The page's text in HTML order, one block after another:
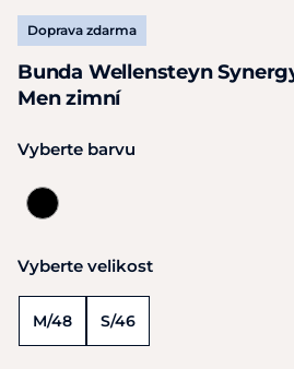
Doprava zdarma
Bunda Wellensteyn
Men zimní
Vyberte barvu
Vyberte velikost
M/48 S/46